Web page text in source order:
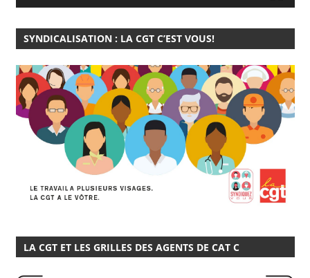
SYNDICALISATION : LA CGT C’EST VOUS!
LA CGT ET LES GRILLES DES AGENTS DE CAT C